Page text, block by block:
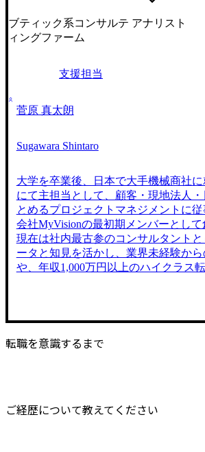
ブティック系コンサルテ
ィングファーム
アナリスト
支援担当
菅原 真太朗
Sugawara Shintaro
大学を卒業後、日本で大手機械商社
にて主担当として、顧客・現地法人
とめるプロジェクトマネジメントに
会社MyVisionの最初期メンバーとして
現在は社内最古参のコンサルタント
ータと知見を活かし、業界未経験か
や、年収1,000万円以上のハイクラス
転職を意識するまで
ご経歴について教えてください